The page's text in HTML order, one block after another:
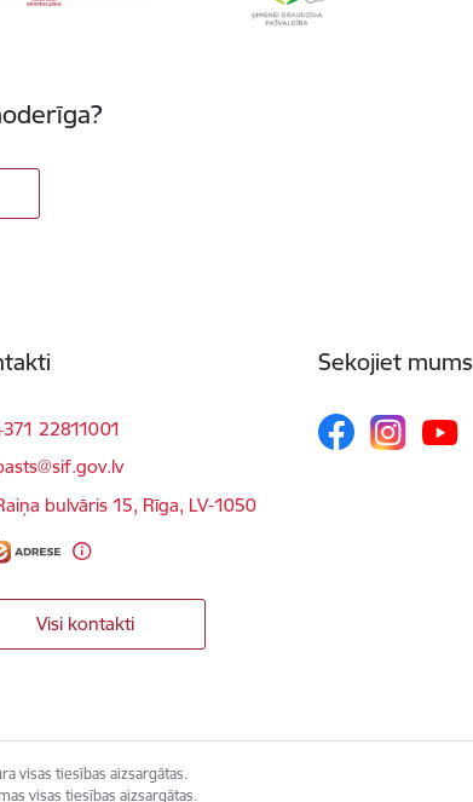
22811001
pasts:
bulvāris 15, Rīga, LV-1050
Visi kontakti
Sekojiet mums
visas tiesības aizsargātas.
visas tiesības aizsargātas.